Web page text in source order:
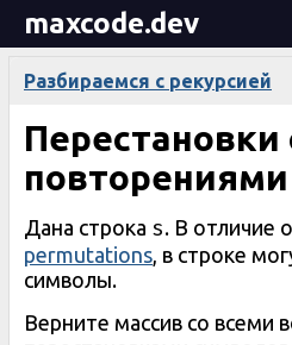
maxcode.dev
Разбираемся с рекурсией
Перестановки
повторениями
Дана строка s. В отличие
permutations, в строке
символы.
Верните массив со